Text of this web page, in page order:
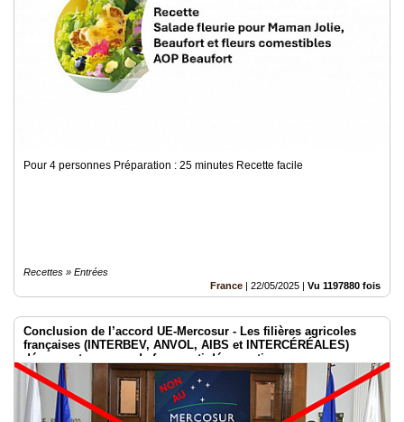
Pour 4 personnes Préparation : 25 minutes Recette facile
Recettes » Entrées
France | 22/05/2025 | Vu 1197880 fois
Conclusion de l’accord UE-Mercosur - Les filières agricoles
françaises (INTERBEV, ANVOL, AIBS et INTERCÉRÉALES)
dénoncent un coup de force anti-démocratique